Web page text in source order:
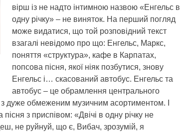
вірш із не надто інтимною назвою «Енгельс в
одну річку» – не виняток. На перший погляд
може видатися, що той розповідний текст
взагалі невідомо про що: Енгельс, Маркс,
поняття «структура», кафе в Карпатах,
попсова пісня, якої ніяк позбутися, знову
Енгельс і… скасований автобус. Енгельс та
автобус – це обрамлення центрального
дуже обмеженим музичним асортиментом. І
з приспівом: «Двічі в одну річку не
не руйнуй, що є, Вибач, зрозумій, я